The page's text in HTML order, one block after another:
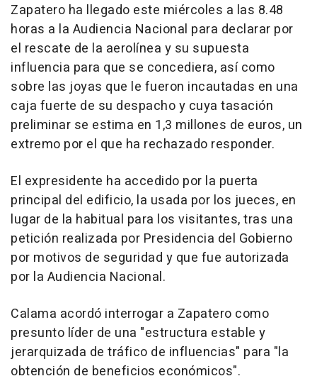
Zapatero ha llegado este miércoles a las 8.48
horas a la Audiencia Nacional para declarar por
el rescate de la aerolínea y su supuesta
influencia para que se concediera, así como
sobre las joyas que le fueron incautadas en una
caja fuerte de su despacho y cuya tasación
preliminar se estima en 1,3 millones de euros, un
extremo por el que ha rechazado responder.
El expresidente ha accedido por la puerta
principal del edificio, la usada por los jueces, en
lugar de la habitual para los visitantes, tras una
petición realizada por Presidencia del Gobierno
por motivos de seguridad y que fue autorizada
por la Audiencia Nacional.
Calama acordó interrogar a Zapatero como
presunto líder de una "estructura estable y
jerarquizada de tráfico de influencias" para "la
obtención de beneficios económicos".